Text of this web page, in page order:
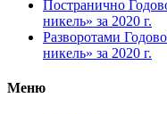
Постранично
никель» за 2020 г.
Разворотами
никель» за 2020 г.
Меню